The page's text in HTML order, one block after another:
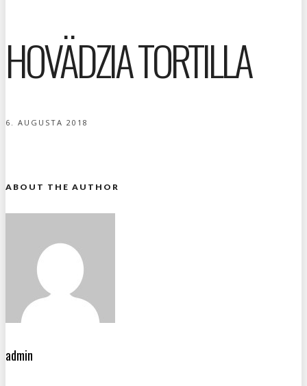
HOVÄDZIA TORTILLA
6. AUGUSTA 2018
ABOUT THE AUTHOR
admin